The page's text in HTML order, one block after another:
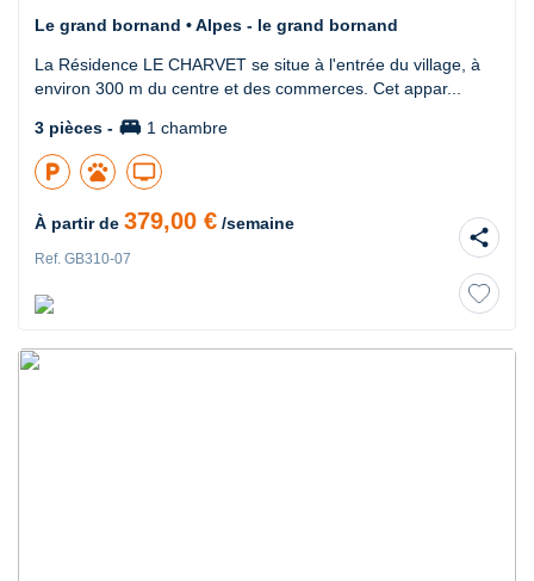
Le grand bornand • Alpes - le grand bornand
La Résidence LE CHARVET se situe à l'entrée du village, à
environ 300 m du centre et des commerces. Cet appar...
3 pièces - king_bed 1 chambre
local_parking pets tv
À partir de 379,00 € /semaine
Ref. GB310-07
share